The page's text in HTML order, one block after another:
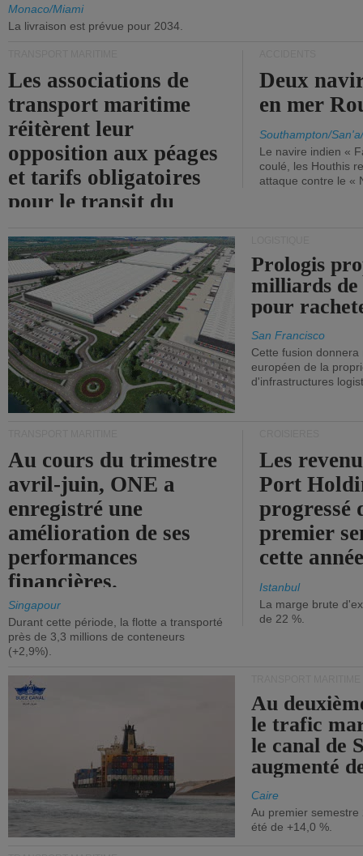
vigueur.
Monaco/Miami
La livraison est prévue pour 2034.
Les associations de
transport maritime
réitèrent leur
opposition aux péages
et tarifs obligatoires
pour le transit du
Deux
en mer
Southampton/
Le navire indien «
coulé, les Houthis
attaque contre le «
Prologis
milliards
pour
San Francisco
Cette fusion
européen de la
d'infrastructures
Au cours du trimestre
avril-juin, ONE a
enregistré une
amélioration de ses
performances
financières.
Singapour
Durant cette période, la flotte a transporté
près de 3,3 millions de conteneurs
(+2,9%).
Les
Port
progressé
premier
cette
Istanbul
La marge brute
de 22 %.
Au
le trafic
le canal de
augmenté
Caire
Au premier
été de +14,0 %.